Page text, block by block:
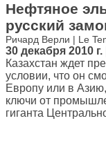
Нефтяное
русский
Ричард Верли | Le
30 декабря 2010 г.
Казахстан ждет
условии, что он
Европу или в
ключи от
гиганта